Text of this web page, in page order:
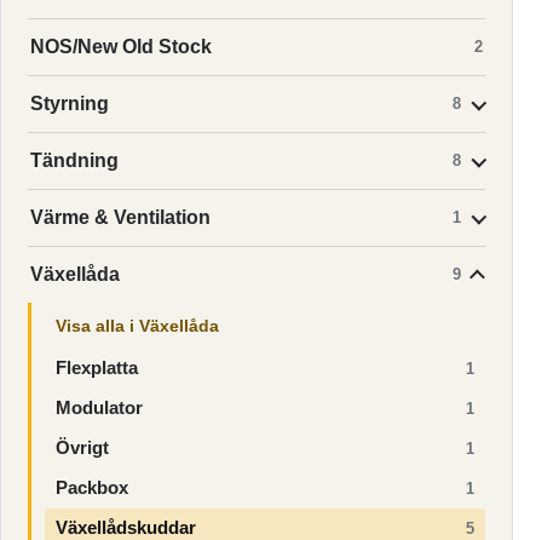
NOS/New Old Stock 2
Styrning 8
Tändning 8
Värme & Ventilation 1
Växellåda 9
Visa alla i Växellåda
Flexplatta 1
Modulator 1
Övrigt 1
Packbox 1
Växellådskuddar 5